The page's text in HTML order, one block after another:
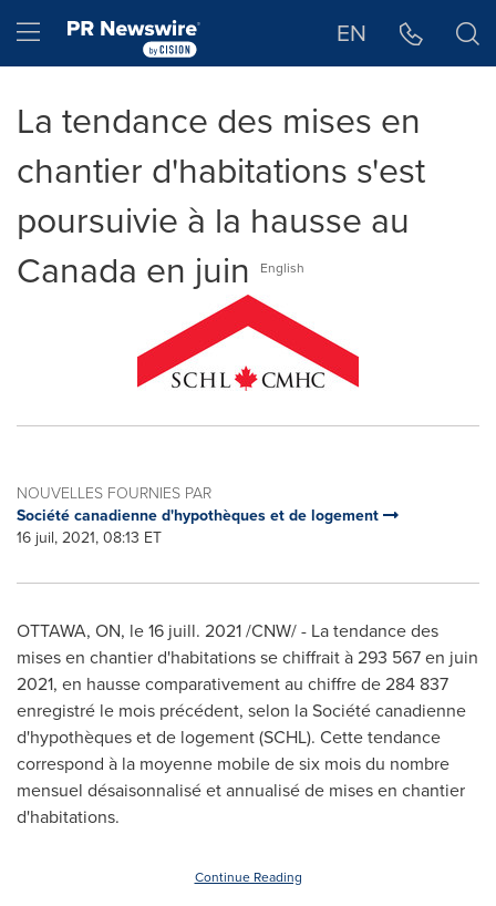
Hamburger menu EN
La tendance des mises en
chantier d'habitations s'est
poursuivie à la hausse au
Canada en juin
English
NOUVELLES FOURNIES PAR
Société canadienne d'hypothèques et de logement
16 juil, 2021, 08:13 ET
OTTAWA, ON, le 16 juill. 2021 /CNW/ - La tendance des
mises en chantier d'habitations se chiffrait à 293 567 en juin
2021, en hausse comparativement au chiffre de 284 837
enregistré le mois précédent, selon la Société canadienne
d'hypothèques et de logement (SCHL). Cette tendance
correspond à la moyenne mobile de six mois du nombre
mensuel désaisonnalisé et annualisé de mises en chantier
d'habitations.
Continue Reading